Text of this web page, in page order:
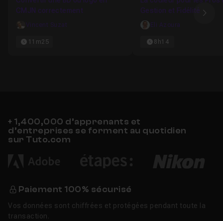
CMJN correctement
Vincent Suzat
11m25
Gestion et Fidélité
Eli Azoura
8h14
+ 1,400,000 d’apprenants et
d’entreprises se forment au quotidien
sur Tuto.com
Paiement 100% sécurisé
Vos données sont chiffrées et protégées pendant toute la
transaction.